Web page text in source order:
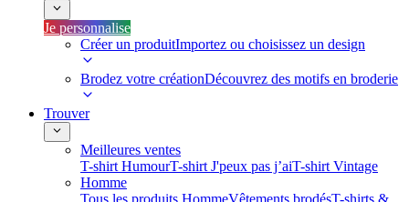
Je personnalise
Créer un produitImportez ou choisissez un design
Brodez votre créationDécouvrez des motifs en broderie
Trouver
Meilleures ventes
T-shirt HumourT-shirt J'peux pas j’aiT-shirt Vintage
Homme
Tous les produits HommeVêtements brodésT-shirts &